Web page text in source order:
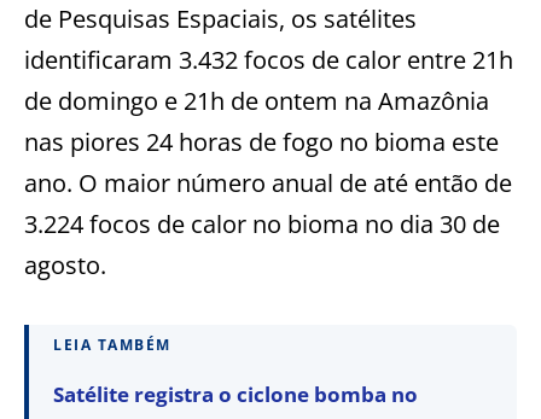
de Pesquisas Espaciais, os satélites
identificaram 3.432 focos de calor entre 21h
de domingo e 21h de ontem na Amazônia
nas piores 24 horas de fogo no bioma este
ano. O maior número anual de até então de
3.224 focos de calor no bioma no dia 30 de
agosto.
LEIA TAMBÉM
Satélite registra o ciclone bomba no